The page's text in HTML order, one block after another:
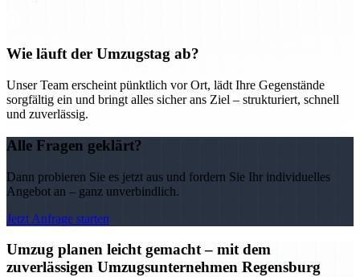
Wie läuft der Umzugstag ab?
Unser Team erscheint pünktlich vor Ort, lädt Ihre Gegenstände
sorgfältig ein und bringt alles sicher ans Ziel – strukturiert, schnell
und zuverlässig.
Alle Fragen geklärt?
Dann probieren Sie es jetzt aus und fordern Sie Ihr individuelles
Angebot an – ganz unverbindlich.
Jetzt Anfrage starten
Umzug planen leicht gemacht – mit dem
zuverlässigen Umzugsunternehmen Regensburg